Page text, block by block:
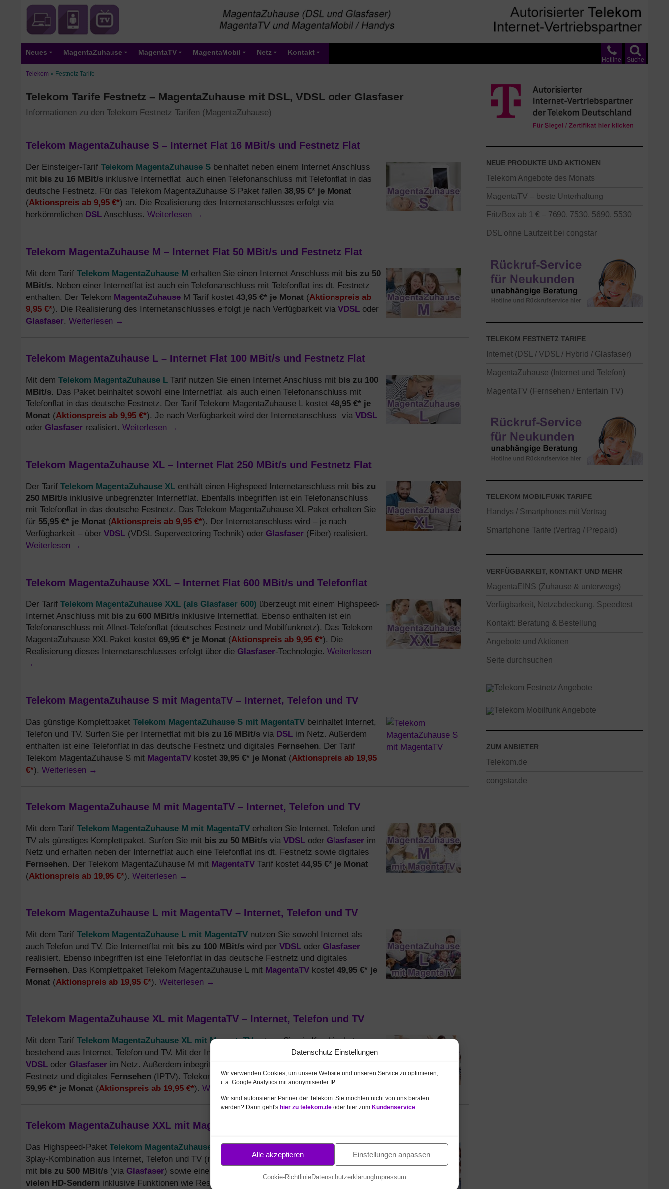
Datenschutz Einstellungen
Wir verwenden Cookies, um unsere Website und unseren Service zu optimieren,
u.a. Google Analytics mit anonymisierter IP.
Wir sind autorisierter Partner der Telekom. Sie möchten nicht von uns beraten
werden? Dann geht's hier zu telekom.de oder hier zum Kundenservice.
Alle akzeptieren Einstellungen anpassen
Cookie-RichtlinieDatenschutzerklärung Impressum
Suche
Hotline
Neues MagentaZuhause MagentaTV MagentaMobil Netz Kontakt
Telekom » Festnetz Tarife
Telekom Tarife Festnetz – MagentaZuhause mit DSL, VDSL oder Glasfaser
Informationen zu den Telekom Festnetz Tarifen (MagentaZuhause)
Telekom MagentaZuhause S – Internet Flat 16 MBit/s und Festnetz Flat
Der Einsteiger-Tarif Telekom MagentaZuhause S beinhaltet neben einem Internet Anschluss
mit bis zu 16 MBit/s inklusive Internetflat auch einen Telefonanschluss mit Telefonflat in das
deutsche Festnetz. Für das Telekom MagentaZuhause S Paket fallen 38,95 €* je Monat
(Aktionspreis ab 9,95 €*) an. Die Realisierung des Internetanschlusses erfolgt via
herkömmlichen DSL Anschluss. Weiterlesen →
Telekom MagentaZuhause M – Internet Flat 50 MBit/s und Festnetz Flat
Mit dem Tarif Telekom MagentaZuhause M erhalten Sie einen Internet Anschluss mit bis zu 50
MBit/s. Neben einer Internetflat ist auch ein Telefonanschluss mit Telefonflat ins dt. Festnetz
enthalten. Der Telekom MagentaZuhause M Tarif kostet 43,95 €* je Monat (Aktionspreis ab
9,95 €*). Die Realisierung des Internetanschlusses erfolgt je nach Verfügbarkeit via VDSL oder
Glasfaser. Weiterlesen →
Telekom MagentaZuhause L – Internet Flat 100 MBit/s und Festnetz Flat
Mit dem Telekom MagentaZuhause L Tarif nutzen Sie einen Internet Anschluss mit bis zu 100
MBit/s. Das Paket beinhaltet sowohl eine Internetflat, als auch einen Telefonanschluss mit
Telefonflat in das deutsche Festnetz. Der Tarif Telekom MagentaZuhause L kostet 48,95 €* je
Monat (Aktionspreis ab 9,95 €*). Je nach Verfügbarkeit wird der Internetanschluss via VDSL
oder Glasfaser realisiert. Weiterlesen →
Telekom MagentaZuhause XL – Internet Flat 250 MBit/s und Festnetz Flat
Der Tarif Telekom MagentaZuhause XL enthält einen Highspeed Internetanschluss mit bis zu
250 MBit/s inklusive unbegrenzter Internetflat. Ebenfalls inbegriffen ist ein Telefonanschluss
mit Telefonflat in das deutsche Festnetz. Das Telekom MagentaZuhause XL Paket erhalten Sie
für 55,95 €* je Monat (Aktionspreis ab 9,95 €*). Der Internetanschluss wird – je nach
Verfügbarkeit – über VDSL (VDSL Supervectoring Technik) oder Glasfaser (Fiber) realisiert.
Weiterlesen →
Telekom MagentaZuhause XXL – Internet Flat 600 MBit/s und Telefonflat
Der Tarif Telekom MagentaZuhause XXL (als Glasfaser 600) überzeugt mit einem Highspeed-
Internet Anschluss mit bis zu 600 MBit/s inklusive Internetflat. Ebenso enthalten ist ein
Telefonanschluss mit Allnet-Telefonflat (deutsches Festnetz und Mobilfunknetz). Das Telekom
MagentaZuhause XXL Paket kostet 69,95 €* je Monat (Aktionspreis ab 9,95 €*). Die
Realisierung dieses Internetanschlusses erfolgt über die Glasfaser-Technologie. Weiterlesen
→
Telekom MagentaZuhause S mit MagentaTV – Internet, Telefon und TV
Das günstige Komplettpaket Telekom MagentaZuhause S mit MagentaTV beinhaltet Internet,
Telefon und TV. Surfen Sie per Internetflat mit bis zu 16 MBit/s via DSL im Netz. Außerdem
enthalten ist eine Telefonflat in das deutsche Festnetz und digitales Fernsehen. Der Tarif
Telekom MagentaZuhause S mit MagentaTV kostet 39,95 €* je Monat (Aktionspreis ab 19,95
€*). Weiterlesen →
Telekom MagentaZuhause M mit MagentaTV – Internet, Telefon und TV
Mit dem Tarif Telekom MagentaZuhause M mit MagentaTV erhalten Sie Internet, Telefon und
TV als günstiges Komplettpaket. Surfen Sie mit bis zu 50 MBit/s via VDSL oder Glasfaser im
Netz und erhalten neben der Internetflat auch eine Telefonflat ins dt. Festnetz sowie digitales
Fernsehen. Der Telekom MagentaZuhause M mit MagentaTV Tarif kostet 44,95 €* je Monat
(Aktionspreis ab 19,95 €*). Weiterlesen →
Telekom MagentaZuhause L mit MagentaTV – Internet, Telefon und TV
Mit dem Tarif Telekom MagentaZuhause L mit MagentaTV nutzen Sie sowohl Internet als
auch Telefon und TV. Die Internetflat mit bis zu 100 MBit/s wird per VDSL oder Glasfaser
realisiert. Ebenso inbegriffen ist eine Telefonflat in das deutsche Festnetz und digitales
Fernsehen. Das Komplettpaket Telekom MagentaZuhause L mit MagentaTV kostet 49,95 €* je
Monat (Aktionspreis ab 19,95 €*). Weiterlesen →
Telekom MagentaZuhause XL mit MagentaTV – Internet, Telefon und TV
Mit dem Tarif Telekom MagentaZuhause XL mit MagentaTVnutzen Sie ein Kombipaket
bestehend aus Internet, Telefon und TV. Mit der Internetflat surfen Sie mitbis zu 250 MBit/svia
VDSL oder Glasfaser im Netz. Außerdem inbegriffen ist eine Telefonflat in das deutsche
Festnetz und digitales Fernsehen (IPTV). Telekom MagentaZuhause XL mitMagentaTV kostet
59,95 €* je Monat (Aktionspreis ab 19,95 €*). Weiterlesen
Telekom MagentaZuhause XXL mit MagentaTV Plus – Kombipaket (3play)
Das Highspeed-Paket Telekom MagentaZuhause XXL mit MagentaTV Plusbeinhaltet eine
3play-Kombination aus Internet, Telefon und TV (mit vielen Extras). Sie nutzen eine Internetflat
mit bis zu 500 MBit/s (via Glasfaser) sowie eine Telefonflat ins dt. Festnetz und Digital-TV mit
vielen HD-Sendern inklusive Funktionen wie Restart und Replay. Der Telekom
NEUE PRODUKTE UND AKTIONEN
Telekom Angebote des Monats
MagentaTV – beste Unterhaltung
FritzBox ab 1 € – 7690, 7530, 5690, 5530
DSL ohne Laufzeit bei congstar
TELEKOM FESTNETZ TARIFE
Internet (DSL / VDSL / Hybrid / Glasfaser)
MagentaZuhause (Internet und Telefon)
MagentaTV (Fernsehen / Entertain TV)
TELEKOM MOBILFUNK TARIFE
Handys / Smartphones mit Vertrag
Smartphone Tarife (Vertrag / Prepaid)
VERFÜGBARKEIT, KONTAKT UND MEHR
MagentaEINS (Zuhause & unterwegs)
Verfügbarkeit, Netzabdeckung, Speedtest
Kontakt: Beratung & Bestellung
Angebote und Aktionen
Seite durchsuchen
ZUM ANBIETER
Telekom.de
congstar.de